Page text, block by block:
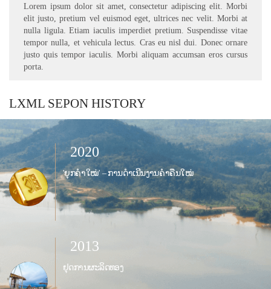
Lorem ipsum dolor sit amet, consectetur adipiscing elit. Morbi
elit justo, pretium vel euismod eget, ultrices nec velit. Morbi at
nulla ligula. Etiam iaculis imperdiet pretium. Suspendisse vitae
tempor nulla, et vehicula lectus. Cras eu nisl dui. Donec ornare
justo quis tempor iaculis. Morbi aliquam accumsan eros cursus
porta.
LXML SEPON HISTORY
2020
'ຍຸກ​ຄຳ​ໃໝ່' – ການ​ດຳ​ເນີນ​ງານ​ຄຳ​ຄືນ​ໃໝ່
2013
ຢຸດການຜະລິດທອງ